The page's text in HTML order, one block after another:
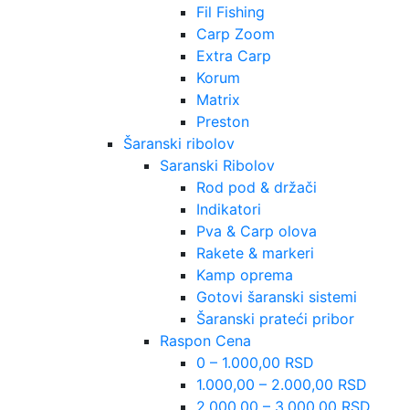
Fil Fishing
Carp Zoom
Extra Carp
Korum
Matrix
Preston
Šaranski ribolov
Saranski Ribolov
Rod pod & držači
Indikatori
Pva & Carp olova
Rakete & markeri
Kamp oprema
Gotovi šaranski sistemi
Šaranski prateći pribor
Raspon Cena
0 – 1.000,00 RSD
1.000,00 – 2.000,00 RSD
2.000,00 – 3.000,00 RSD